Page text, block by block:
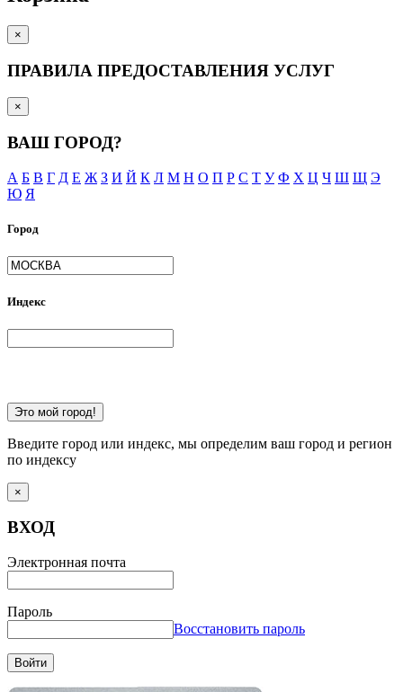
×
ПРАВИЛА ПРЕДОСТАВЛЕНИЯ УСЛУГ
×
ВАШ ГОРОД?
А Б В Г Д Е Ж З И Й К Л М Н О П Р С Т У Ф Х Ц Ч Ш Щ Э
Ю Я
Город
Индекс
Это мой город!
Введите город или индекс, мы определим ваш город и регион
по индексу
×
ВХОД
Электронная почта
Пароль
Восстановить пароль
Войти